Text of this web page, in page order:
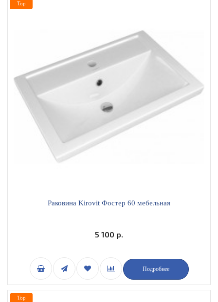
Раковина Kirovit Фостер 60 мебельная
5 100 р.
Подробнее
Top
Top